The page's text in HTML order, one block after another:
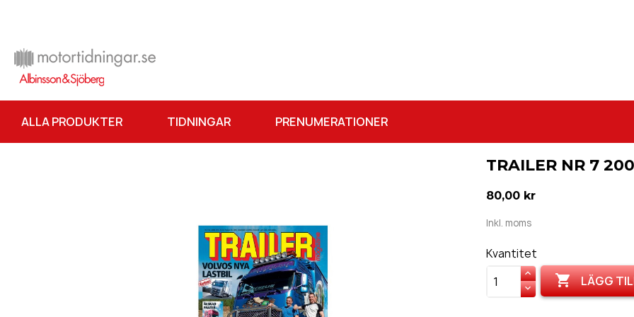
ALLA PRODUKTER TIDNINGAR PRENUMERATIONER
TRAILER NR 7
80,00 kr
Inkl. moms
Kvantitet
 LÄGG